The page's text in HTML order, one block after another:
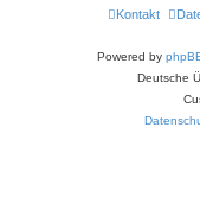
Kontakt
Powered by
Deutsche